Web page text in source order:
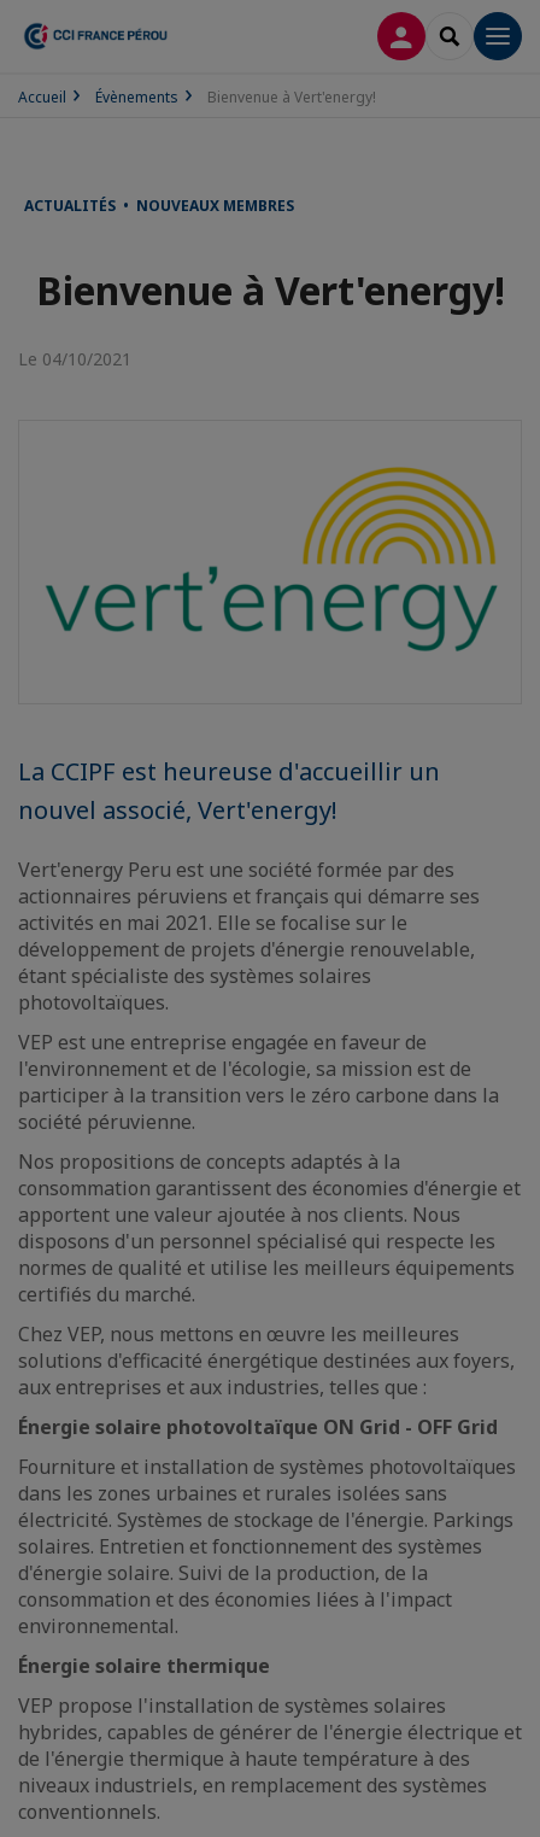
CONNEXION
Accueil Évènements Bienvenue à Vert'energy!
ACTUALITÉS • NOUVEAUX MEMBRES
Bienvenue à Vert'energy!
Le 04/10/2021
La CCIPF est heureuse d'accueillir un
nouvel associé, Vert'energy!
Vert'energy Peru est une société formée par des
actionnaires péruviens et français qui démarre ses
activités en mai 2021. Elle se focalise sur le
développement de projets d'énergie renouvelable,
étant spécialiste des systèmes solaires
photovoltaïques.
VEP est une entreprise engagée en faveur de
l'environnement et de l'écologie, sa mission est de
participer à la transition vers le zéro carbone dans la
société péruvienne.
Nos propositions de concepts adaptés à la
consommation garantissent des économies d'énergie et
apportent une valeur ajoutée à nos clients. Nous
disposons d'un personnel spécialisé qui respecte les
normes de qualité et utilise les meilleurs équipements
certifiés du marché.
Chez VEP, nous mettons en œuvre les meilleures
solutions d'efficacité énergétique destinées aux foyers,
aux entreprises et aux industries, telles que :
Énergie solaire photovoltaïque ON Grid - OFF Grid
Fourniture et installation de systèmes photovoltaïques
dans les zones urbaines et rurales isolées sans
électricité. Systèmes de stockage de l'énergie. Parkings
solaires. Entretien et fonctionnement des systèmes
d'énergie solaire. Suivi de la production, de la
consommation et des économies liées à l'impact
environnemental.
Énergie solaire thermique
VEP propose l'installation de systèmes solaires
hybrides, capables de générer de l'énergie électrique et
de l'énergie thermique à haute température à des
niveaux industriels, en remplacement des systèmes
conventionnels.